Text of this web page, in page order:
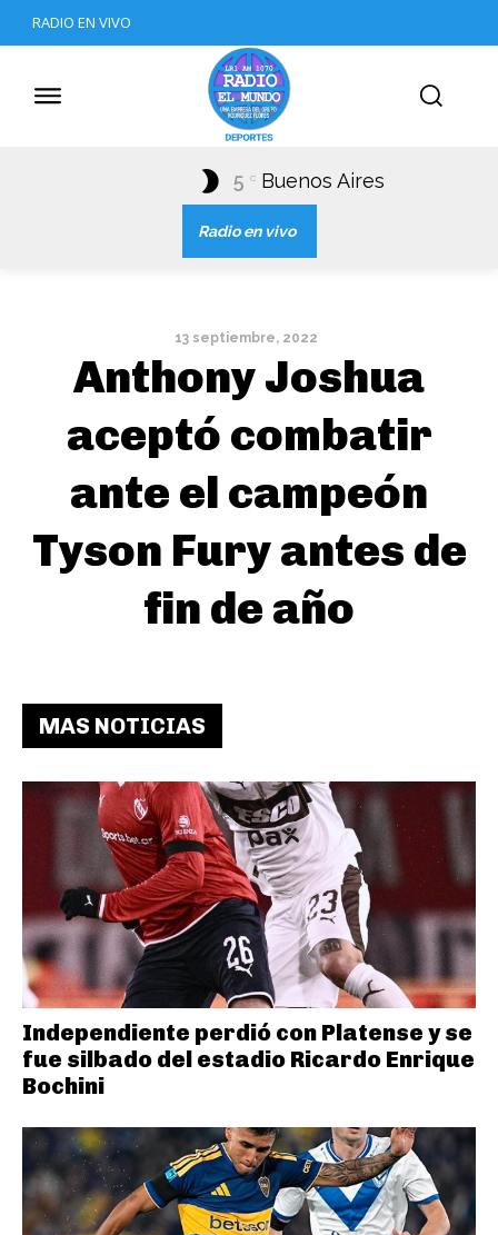
RADIO EN VIVO
5 C Buenos Aires
Radio en vivo
13 septiembre, 2022
Anthony Joshua
aceptó combatir
ante el campeón
Tyson Fury antes de
fin de año
MAS NOTICIAS
Independiente perdió con Platense y se
fue silbado del estadio Ricardo Enrique
Bochini